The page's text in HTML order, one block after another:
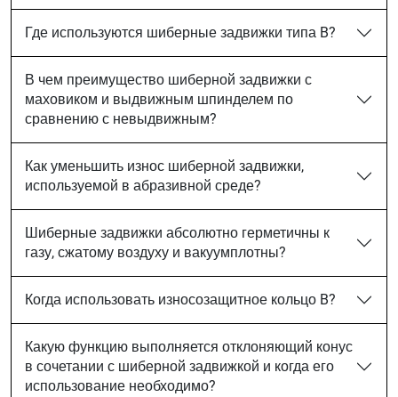
Где используются шиберные задвижки типа B?
В чем преимущество шиберной задвижки с
маховиком и выдвижным шпинделем по
сравнению с невыдвижным?
Как уменьшить износ шиберной задвижки,
используемой в абразивной среде?
Шиберные задвижки абсолютно герметичны к
газу, сжатому воздуху и вакуумплотны?
Когда использовать износозащитное кольцо B?
Какую функцию выполняется отклоняющий конус
в сочетании с шиберной задвижкой и когда его
использование необходимо?